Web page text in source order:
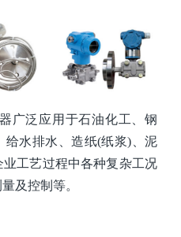
广泛应用于石油化工、钢
给水排水、造纸(纸浆)、泥
业工艺过程中各种复杂工况
及控制等。